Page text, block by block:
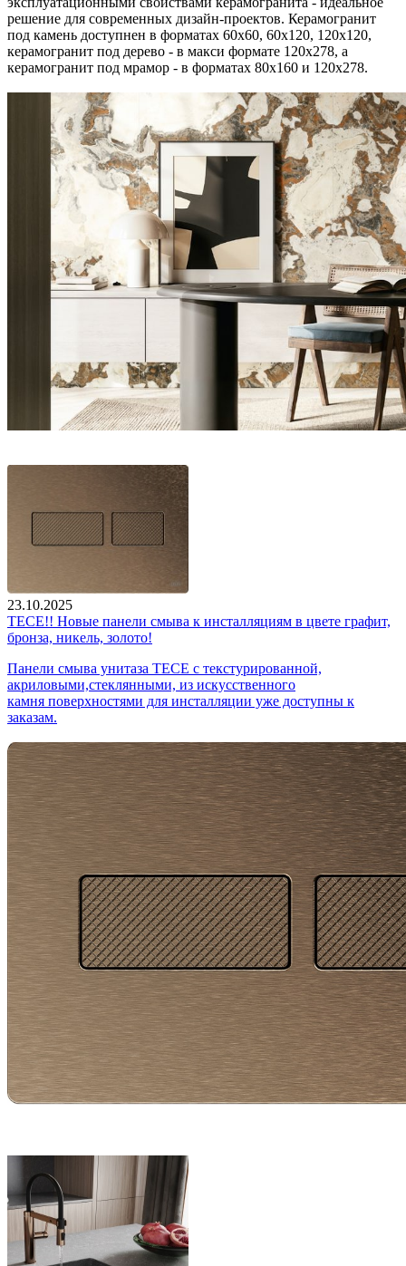
решение для современных дизайн-проектов. Керамогранит
под камень доступнен в форматах 60х60, 60х120, 120х120,
керамогранит под дерево - в макси формате 120х278, а
керамогранит под мрамор - в форматах 80х160 и 120х278.
23.10.2025
TECE!! Новые панели смыва к инсталляциям в цвете графит,
бронза, никель, золото!
Панели смыва унитаза TECE с текстурированной,
акриловыми,стеклянными, из искусственного
камня поверхностями для инсталляции уже доступны к
заказам.